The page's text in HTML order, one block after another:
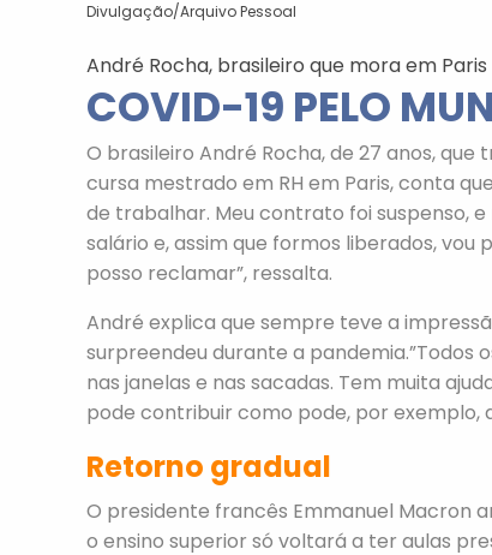
Divulgação/Arquivo Pessoal
André Rocha, brasileiro que mora em Paris
COVID-19 PELO
O brasileiro André Rocha, de 27 anos,
cursa mestrado em RH em Paris, conta
de trabalhar. Meu contrato foi suspenso,
salário e, assim que formos liberados,
posso reclamar”, ressalta.
André explica que sempre teve a
surpreendeu durante a pandemia.”Todos
nas janelas e nas sacadas. Tem muita
pode contribuir como pode, por exemplo,
Retorno gradual
O presidente francês Emmanuel Macron
o ensino superior só voltará a ter aulas